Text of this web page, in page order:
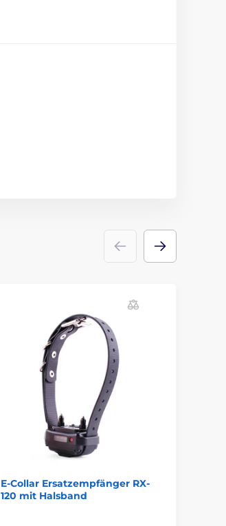
E-Collar Ersatzempfänger RX-
120 mit Halsband